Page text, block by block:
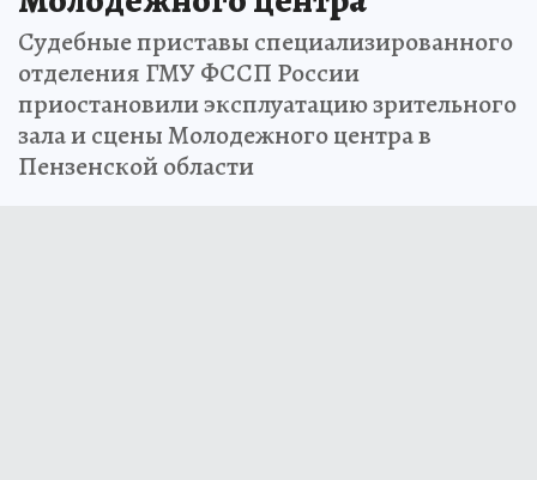
Судебные приставы специализированного
отделения ГМУ ФССП России
приостановили эксплуатацию зрительного
зала и сцены Молодежного центра в
Пензенской области